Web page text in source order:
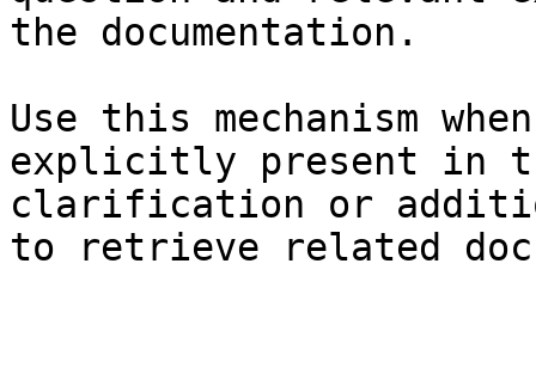
the documentation.
Use this mechanism
explicitly present in
clarification or